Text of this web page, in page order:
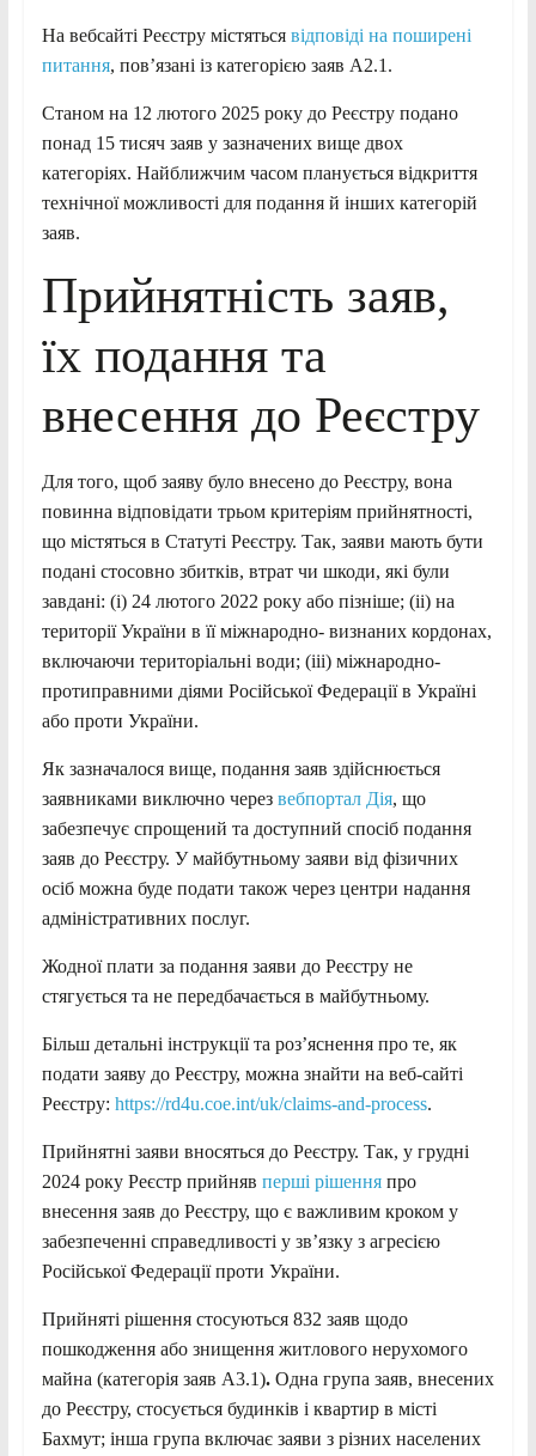
На вебсайті Реєстру містяться відповіді на поширені
питання, пов’язані із категорією заяв А2.1.
Станом на 12 лютого 2025 року до Реєстру подано
понад 15 тисяч заяв у зазначених вище двох
категоріях. Найближчим часом планується відкриття
технічної можливості для подання й інших категорій
заяв.
Прийнятність заяв,
їх подання та
внесення до Реєстру
Для того, щоб заяву було внесено до Реєстру, вона
повинна відповідати трьом критеріям прийнятності,
що містяться в Статуті Реєстру. Так, заяви мають бути
подані стосовно збитків, втрат чи шкоди, які були
завдані: (і) 24 лютого 2022 року або пізніше; (іі) на
території України в її міжнародно- визнаних кордонах,
включаючи територіальні води; (ііі) міжнародно-
протиправними діями Російської Федерації в Україні
або проти України.
Як зазначалося вище, подання заяв здійснюється
заявниками виключно через вебпортал Дія, що
забезпечує спрощений та доступний спосіб подання
заяв до Реєстру. У майбутньому заяви від фізичних
осіб можна буде подати також через центри надання
адміністративних послуг.
Жодної плати за подання заяви до Реєстру не
стягується та не передбачається в майбутньому.
Більш детальні інструкції та роз’яснення про те, як
подати заяву до Реєстру, можна знайти на веб-сайті
Реєстру: https://rd4u.coe.int/uk/claims-and-process.
Прийнятні заяви вносяться до Реєстру. Так, у грудні
2024 року Реєстр прийняв перші рішенняпро
внесення заяв до Реєстру, що є важливим кроком у
забезпеченні справедливості у зв’язку з агресією
Російської Федерації проти України.
Прийняті рішення стосуються 832 заяв щодо
пошкодження або знищення житлового нерухомого
майна (категорія заяв А3.1). Одна група заяв, внесених
до Реєстру, стосується будинків і квартир в місті
Бахмут; інша група включає заяви з різних населених